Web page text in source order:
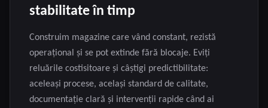
stabilitate în timp
Construim magazine care vând constant, rezistă
operațional și se pot extinde fără blocaje. Eviți
reluările costisitoare și câștigi predictibilitate:
aceleași procese, același standard de calitate,
documentație clară și intervenții rapide când ai